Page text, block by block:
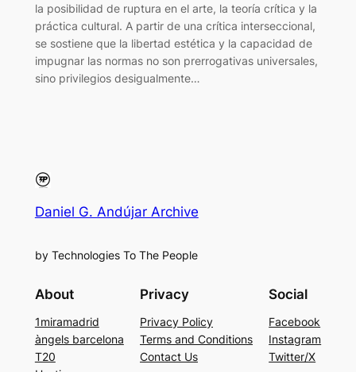
la posibilidad de ruptura en el arte, la teoría crítica y la
práctica cultural. A partir de una crítica interseccional,
se sostiene que la libertad estética y la capacidad de
impugnar las normas no son prerrogativas universales,
sino privilegios desigualmente…
Daniel G. Andújar Archive
by Technologies To The People
About
1miramadrid
àngels barcelona
T20
Privacy
Privacy Policy
Terms and Conditions
Contact Us
Social
Facebook
Instagram
Twitter/X